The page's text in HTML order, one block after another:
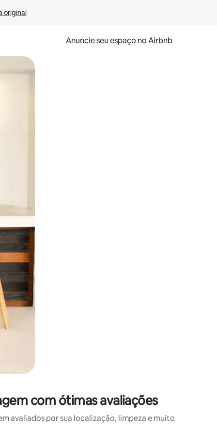
original
Anuncie seu espaço no Airbnb
o dedo na tela.
com ótimas avaliações
avaliados por sua localização, limpeza e muito